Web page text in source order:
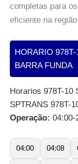
completas para
eficiente na região.
HORARIO
BARRA FUNDA
Horarios 978T-10
SPTRANS 978T-
Operação: 04:00-
04:00 04:08